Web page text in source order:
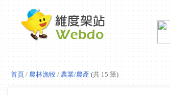
首頁/農林漁牧/ 農業/農產(共 15 筆)